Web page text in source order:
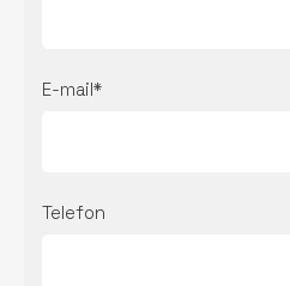
E-mail*
Telefon